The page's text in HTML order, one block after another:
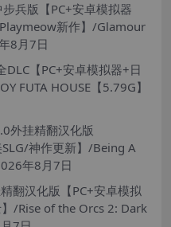
兵版【PC+安卓模拟器
新作】/Glamour
8月7日
【PC+安卓模拟器+日
FUTA HOUSE【5.79G】
外挂精翻汉化版
神作更新】/Being A
年8月7日
翻汉化版【PC+安卓模拟
/Rise of the Orcs 2: Dark